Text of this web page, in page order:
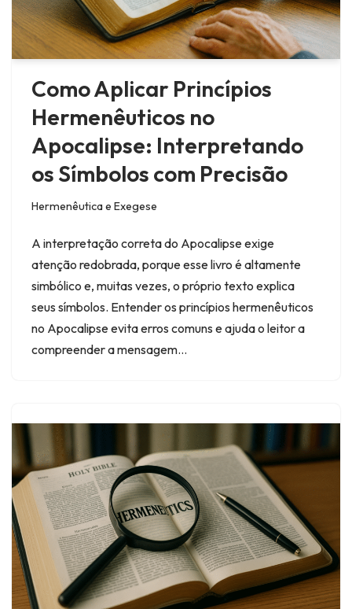
Como Aplicar Princípios
Hermenêuticos no
Apocalipse: Interpretando
os Símbolos com Precisão
Hermenêutica e Exegese
A interpretação correta do Apocalipse exige
atenção redobrada, porque esse livro é altamente
simbólico e, muitas vezes, o próprio texto explica
seus símbolos. Entender os princípios hermenêuticos
no Apocalipse evita erros comuns e ajuda o leitor a
compreender a mensagem…